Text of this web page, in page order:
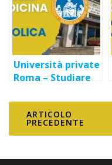
Università private
Roma – Studiare
Cattolica
ARTICOLO
PRECEDENTE